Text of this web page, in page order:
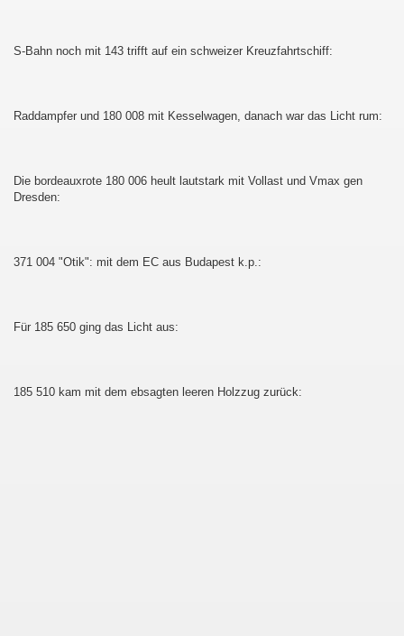
S-Bahn noch mit 143 trifft auf ein schweizer Kreuzfahrtschiff:
Raddampfer und 180 008 mit Kesselwagen, danach war das Licht rum:
Die bordeauxrote 180 006 heult lautstark mit Vollast und Vmax gen
Dresden:
371 004 "Otik": mit dem EC aus Budapest k.p.:
Für 185 650 ging das Licht aus:
185 510 kam mit dem ebsagten leeren Holzzug zurück:
- Děčín und zurück